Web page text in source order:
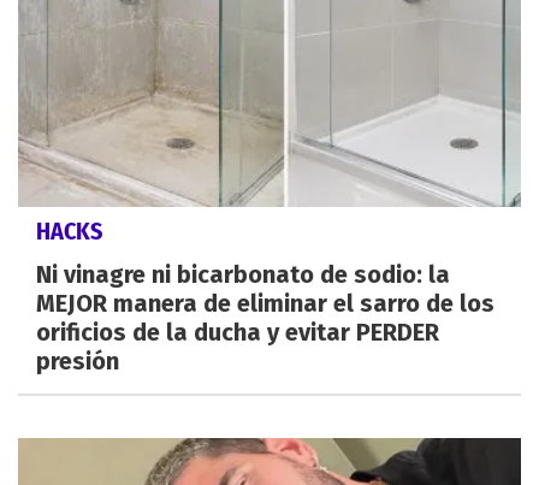
HACKS
Ni vinagre ni bicarbonato de sodio: la
MEJOR manera de eliminar el sarro de los
orificios de la ducha y evitar PERDER
presión